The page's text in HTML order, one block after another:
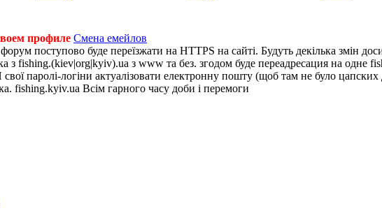
профиле Смена емейлов
поступово буде переїзжати на HTTPS на сайті. Будуть декілька змін
fishing.(kiev|org|kyiv).ua з www та без. згодом буде переадресация на одне
паролі-логіни актуалізовати електронну пошту (щоб там не було цапских
fishing.kyiv.ua Всім гарного часу доби і перемоги